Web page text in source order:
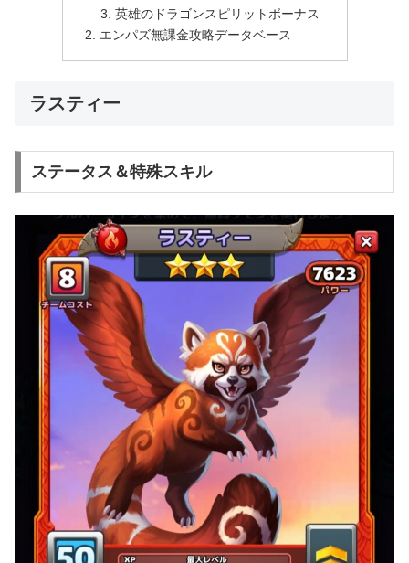
英雄のドラゴンスピリットボーナス
エンパズ無課金攻略データベース
ラスティー
ステータス＆特殊スキル